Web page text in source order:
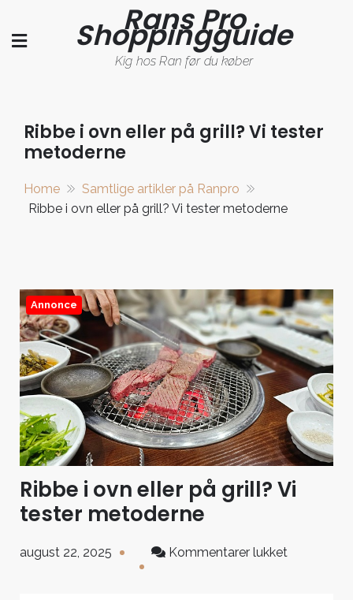
content
Rans Pro
Shoppingguide
Kig hos Ran før du køber
Ribbe i ovn eller på grill? Vi tester
metoderne
Home
Samtlige artikler på Ranpro
Ribbe i ovn eller på grill? Vi tester metoderne
Annonce
Ribbe i ovn eller på grill? Vi
tester metoderne
august 22, 2025 Kommentarer lukkettil